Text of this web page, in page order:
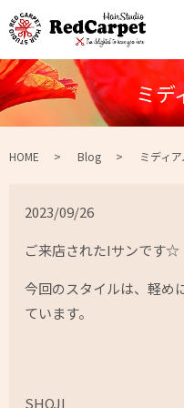
ミデ
HOME Blog ミディ
2023/09/26
ご来店されたIサンです☆
今回のスタイルは、軽め
ています。
SHOJI